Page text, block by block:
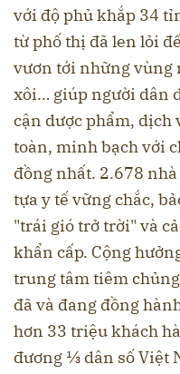
với độ phủ khắp 34
từ phố thị đã len lỏi
vươn tới những vùng
xôi… giúp người dân
cận dược phẩm, dịch
toàn, minh bạch với
đồng nhất. 2.678
tựa y tế vững chắc,
"trái gió trở trời" và
khẩn cấp. Cộng
trung tâm tiêm
đã và đang đồng
hơn 33 triệu khách
đương ⅓ dân số Việt